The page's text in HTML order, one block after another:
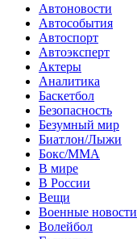
Автоновости
Автособытия
Автоспорт
Автоэксперт
Актеры
Аналитика
Баскетбол
Безопасность
Безумный мир
Биатлон/Лыжи
Бокс/MMA
В мире
В России
Вещи
Военные новости
Волейбол